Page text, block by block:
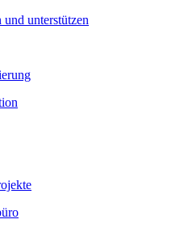
und unterstützen